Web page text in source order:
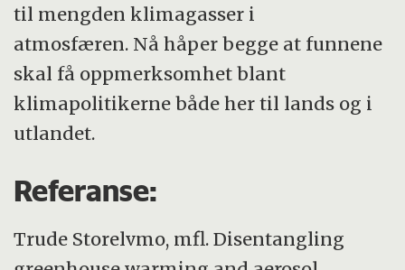
til mengden klimagasser i
atmosfæren. Nå håper begge at funnene
skal få oppmerksomhet blant
klimapolitikerne både her til lands og i
utlandet.
Referanse:
Trude Storelvmo, mfl. Disentangling